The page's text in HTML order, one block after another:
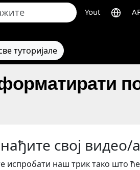
Yout
туторијале
свој видео/
испробати наш трик тако што